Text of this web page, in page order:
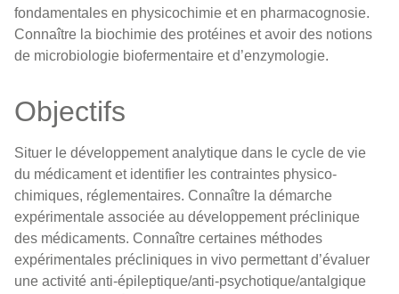
fondamentales en physicochimie et en pharmacognosie.
Connaître la biochimie des protéines et avoir des notions
de microbiologie biofermentaire et d’enzymologie.
Objectifs
Situer le développement analytique dans le cycle de vie
du médicament et identifier les contraintes physico-
chimiques, réglementaires. Connaître la démarche
expérimentale associée au développement préclinique
des médicaments. Connaître certaines méthodes
expérimentales précliniques in vivo permettant d’évaluer
une activité anti-épileptique/anti-psychotique/antalgique